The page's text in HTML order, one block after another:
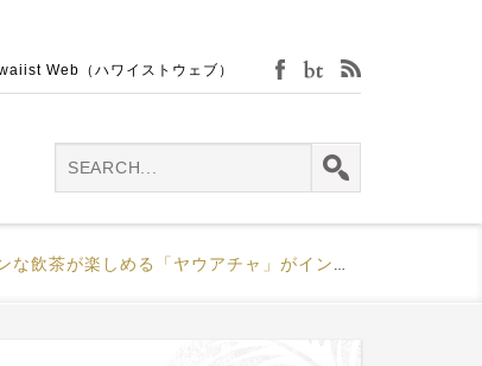
Web（ハワイストウェブ） facebookbijin-tokei
「ヤウアチャ」がインターナショナル・マーケット・プレイスにオープン